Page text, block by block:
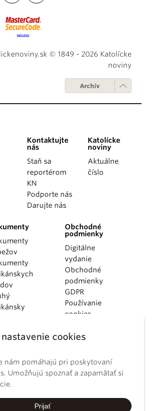
nastavenie cookies
nám pomáhajú pri poskytovaní
Umožňujú spoznať a zapamätať si
Prijať
© 1849 - 2026 Katolícke
noviny
Archív
Kontaktujte
nás
Staň sa
reportérom
KN
Podporte nás
Darujte nás
Katolícke
noviny
Aktuálne
číslo
Obchodné
podmienky
Digitálne
vydanie
Obchodné
podmienky
GDPR
Používanie
cookies